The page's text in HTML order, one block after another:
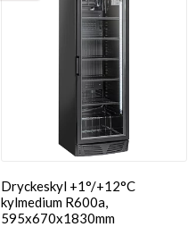
Dryckeskyl +1°/+12°C
kylmedium R600a,
595x670x1830mm